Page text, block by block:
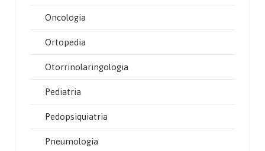
Oncologia
Ortopedia
Otorrinolaringologia
Pediatria
Pedopsiquiatria
Pneumologia